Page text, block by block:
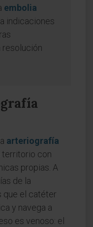
embolia
indicaciones
resolución
arteriografía
territorio con
propias. A
de la
que el catéter
y navega a
es venoso: el